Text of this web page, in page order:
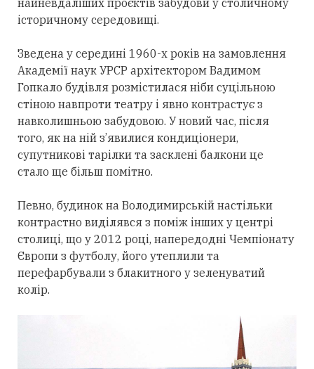
найневдаліших проєктів забудови у столичному
історичному середовищі.
Зведена у середині 1960-х років на замовлення
Академії наук УРСР архітектором Вадимом
Гопкало будівля розмістилася ніби суцільною
стіною навпроти театру і явно контрастує з
навколишньою забудовою. У новий час, після
того, як на ній з’явилися кондиціонери,
супутникові тарілки та засклені балкони це
стало ще більш помітно.
Певно, будинок на Володимирській настільки
контрастно виділявся з поміж інших у центрі
столиці, що у 2012 році, напередодні Чемпіонату
Європи з футболу, його утеплили та
перефарбували з блакитного у зеленуватий
колір.